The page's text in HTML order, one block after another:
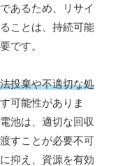
あるため、リサイ
ことは、持続可能
です。
投棄や不適切な処
可能性がありま
池は、適切な回収
すことが必要不可
抑え、資源を有効